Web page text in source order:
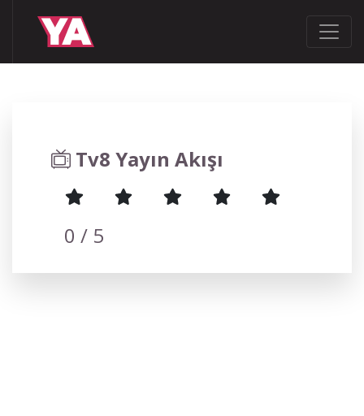
Tv8 Yayın Akışı
0 / 5